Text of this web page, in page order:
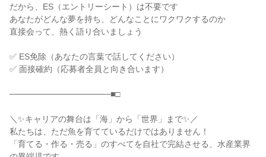
だから、ES（エントリーシート）は不要です
あなたがどんな夢を持ち、どんなことにワクワクするのか
直接会って、熱く語り合いましょう
✅ ES免除（あなたの言葉で話してください）
✅ 面接確約（応募者全員と向き合います）
─────────────────■□
＼✨キャリアの舞台は「海」から「世界」まで✨／
私たちは、ただ魚を育てているだけではありません！
「育てる・作る・売る」のすべてを自社で完結させる、水産業界